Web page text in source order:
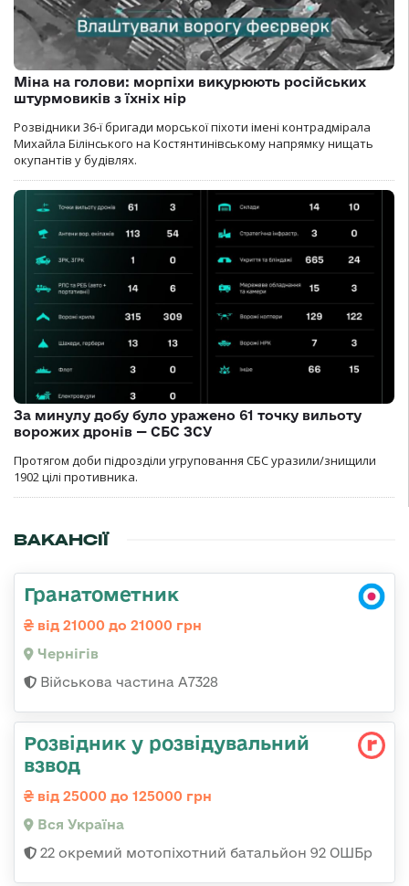
Міна на голови: морпіхи викурюють російських
штурмовиків з їхніх нір
Розвідники 36-ї бригади морської піхоти імені контрадмірала
Михайла Білінського на Костянтинівському напрямку нищать
окупантів у будівлях.
За минулу добу було уражено 61 точку вильоту
ворожих дронів — СБС ЗСУ
Протягом доби підрозділи угруповання СБС уразили/знищили
1902 цілі противника.
ВАКАНСІЇ
Гранатометник
від 21000 до 21000 грн
Чернігів
Військова частина А7328
Розвідник у розвідувальний
взвод
від 25000 до 125000 грн
Вся Україна
22 окремий мотопіхотний батальйон 92 ОШБр